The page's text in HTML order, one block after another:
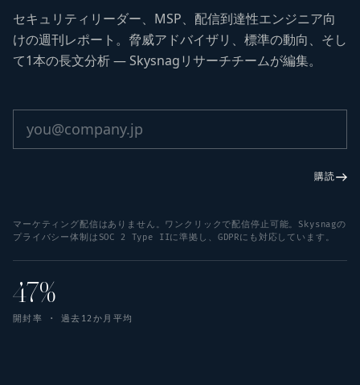
セキュリティリーダー、MSP、配信到達性エンジニア向
けの週刊レポート。脅威アドバイザリ、標準の動向、そし
て1本の長文分析 — Skysnagリサーチチームが編集。
購読
マーケティング配信はありません。ワンクリックで配信停止可能。Skysnagの
プライバシー体制はSOC 2 Type IIに準拠し、GDPRにも対応しています。
47%
開封率 · 過去12か月平均